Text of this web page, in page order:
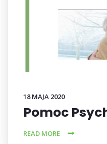
18 MAJA 2020
Pomoc
READ MORE